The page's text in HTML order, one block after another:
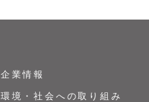
企業情報
環境・社会への取り組み